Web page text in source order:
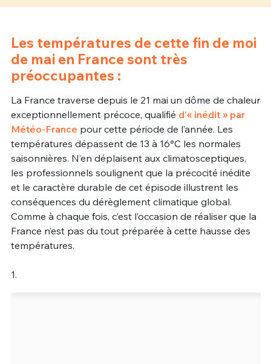
Les températures de cette fin de moi
de mai en France sont très
préoccupantes :
La France traverse depuis le 21 mai un dôme de chaleur
exceptionnellement précoce, qualifié d’« inédit » par
Météo-France pour cette période de l’année. Les
températures dépassent de 13 à 16°C les normales
saisonnières. N’en déplaisent aux climatosceptiques,
les professionnels soulignent que la précocité inédite
et le caractère durable de cet épisode illustrent les
conséquences du dérèglement climatique global.
Comme à chaque fois, c’est l’occasion de réaliser que la
France n’est pas du tout préparée à cette hausse des
températures.
1.